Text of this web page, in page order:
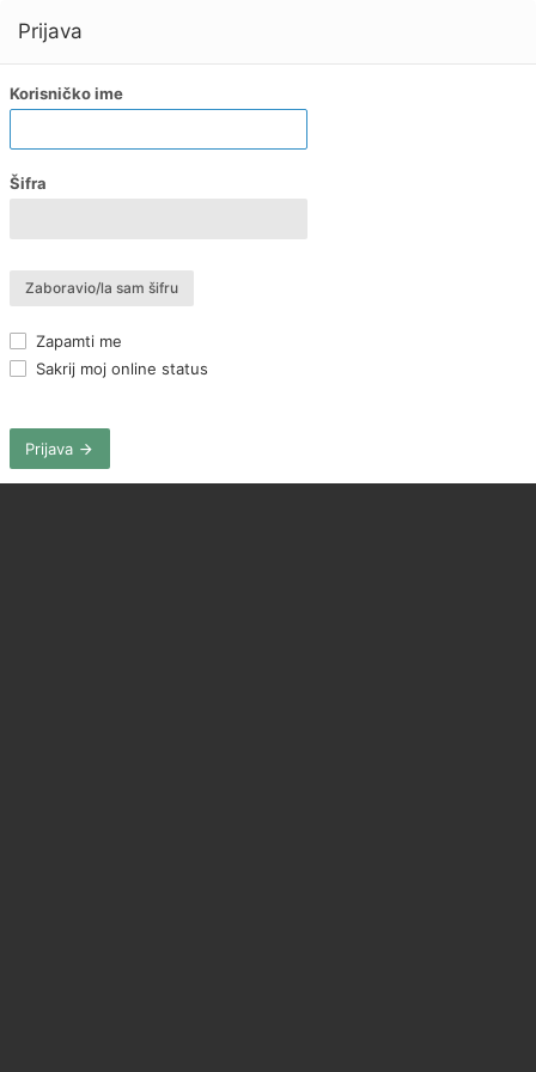
Prijava
Korisničko ime
Šifra
Zaboravio/la sam šifru
Zapamti me
Sakrij moj online status
Prijava